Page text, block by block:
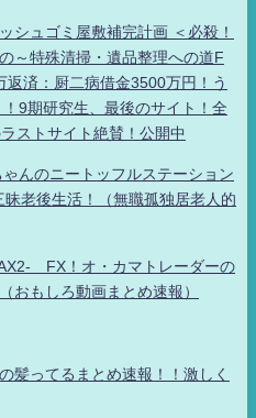
シュゴミ屋敷補完計画 ＜必殺！
～特殊清掃・遺品整理への道F
済：厨二病借金3500万円！う
9期研究生、最後のサイト！全
ストサイト絶賛！公開中
んのニートッフルステーション
老後生活！（無職孤独居老人的
FX！オ・カマトレーダーの
もしろ動画まとめ速報）
髪ってるまとめ速報！！激しく